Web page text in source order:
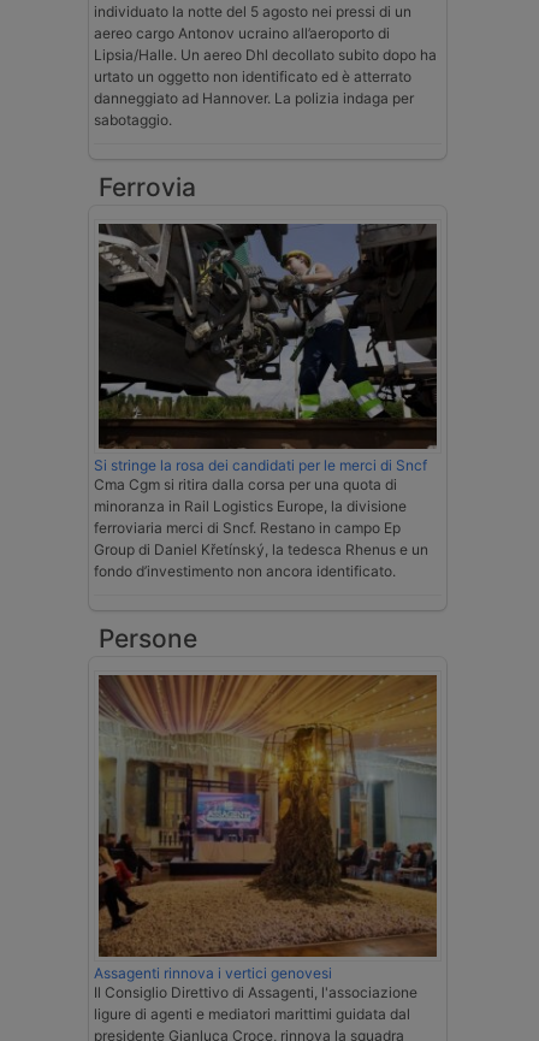
individuato la notte del 5 agosto nei pressi di un
aereo cargo Antonov ucraino all’aeroporto di
Lipsia/Halle. Un aereo Dhl decollato subito dopo ha
urtato un oggetto non identificato ed è atterrato
danneggiato ad Hannover. La polizia indaga per
sabotaggio.
Ferrovia
Si stringe la rosa dei candidati per le merci di Sncf
Cma Cgm si ritira dalla corsa per una quota di
minoranza in Rail Logistics Europe, la divisione
ferroviaria merci di Sncf. Restano in campo Ep
Group di Daniel Křetínský, la tedesca Rhenus e un
fondo d’investimento non ancora identificato.
Persone
Assagenti rinnova i vertici genovesi
Il Consiglio Direttivo di Assagenti, l'associazione
ligure di agenti e mediatori marittimi guidata dal
presidente Gianluca Croce, rinnova la squadra